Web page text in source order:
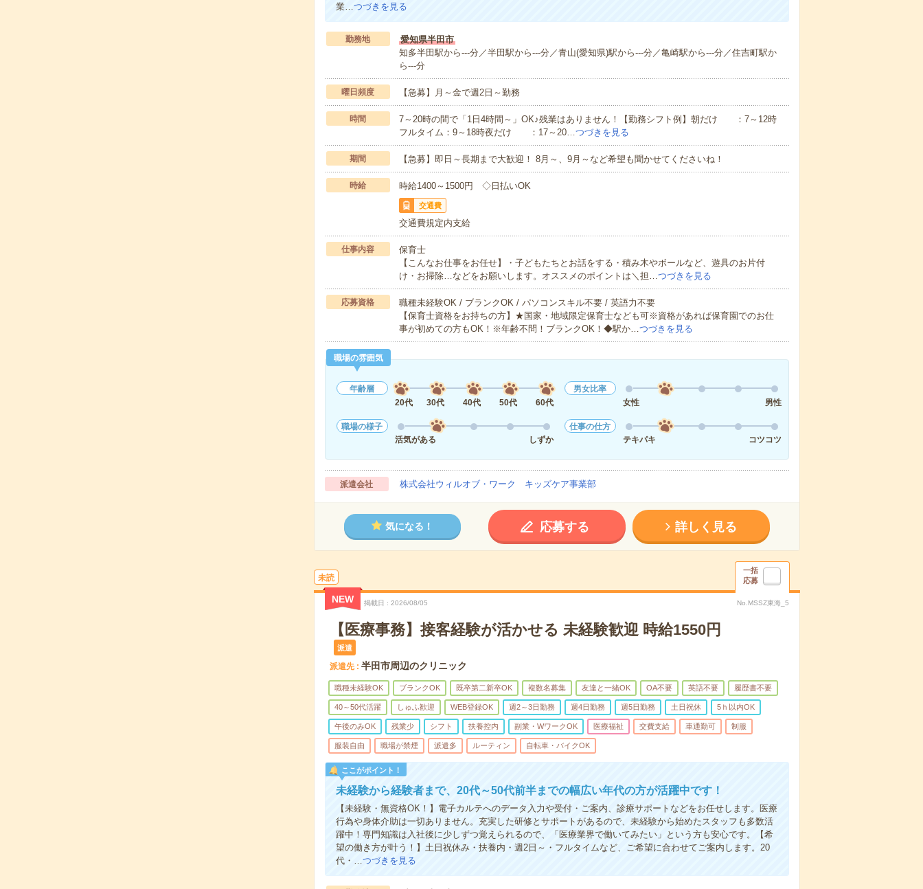
業…つづきを見る
勤務地
愛知県半田市
知多半田駅から---分／半田駅から---分／青山(愛知県)駅から---分／亀崎駅から---分／住吉町駅か
ら---分
曜日頻度 【急募】月～金で週2日～勤務
時間
7～20時の間で「1日4時間～」OK♪残業はありません！【勤務シフト例】朝だけ ：7～12時
フルタイム：9～18時夜だけ ：17～20…つづきを見る
期間 【急募】即日～長期まで大歓迎！ 8月～、9月～など希望も聞かせてくださいね！
時給 時給1400～1500円 ◇日払いOK
交通費
交通費規定内支給
仕事内容
保育士
【こんなお仕事をお任せ】・子どもたちとお話をする・積み木やボールなど、遊具のお片付
け・お掃除…などをお願いします。オススメのポイントは＼担…つづきを見る
応募資格
職種未経験OK / ブランクOK / パソコンスキル不要 / 英語力不要
【保育士資格をお持ちの方】★国家・地域限定保育士なども可※資格があれば保育園でのお仕
事が初めての方もOK！※年齢不問！ブランクOK！◆駅か…つづきを見る
職場の雰囲気
年齢層
20代
30代 40代 50代 60代
男女比率
女性
男性
職場の様子
活気がある
しずか
仕事の仕方
テキパキ
コツコツ
派遣会社 株式会社ウィルオブ・ワーク キッズケア事業部
気になる！ 応募する 詳しく見る
未読
一括
応募
NEW 掲載日 2026/08/05 No.MSSZ東海_5
【医療事務】接客経験が活かせる 未経験歓迎 時給1550円
派遣
派遣先 半田市周辺のクリニック
職種未経験OK ブランクOK 既卒第二新卒OK 複数名募集 友達と一緒OK OA不要 英語不要 履歴書不要
40～50代活躍 しゅふ歓迎 WEB登録OK 週2～3日勤務 週4日勤務 週5日勤務 土日祝休 5ｈ以内OK
午後のみOK 残業少 シフト 扶養控内 副業・WワークOK 医療福祉 交費支給 車通勤可 制服
服装自由 職場が禁煙 派遣多 ルーティン 自転車・バイクOK
ここがポイント！
未経験から経験者まで、20代～50代前半までの幅広い年代の方が活躍中です！
【未経験・無資格OK！】電子カルテへのデータ入力や受付・ご案内、診療サポートなどをお任せします。医療
行為や身体介助は一切ありません。充実した研修とサポートがあるので、未経験から始めたスタッフも多数活
躍中！専門知識は入社後に少しずつ覚えられるので、「医療業界で働いてみたい」という方も安心です。【希
望の働き方が叶う！】土日祝休み・扶養内・週2日～・フルタイムなど、ご希望に合わせてご案内します。20
代・…つづきを見る